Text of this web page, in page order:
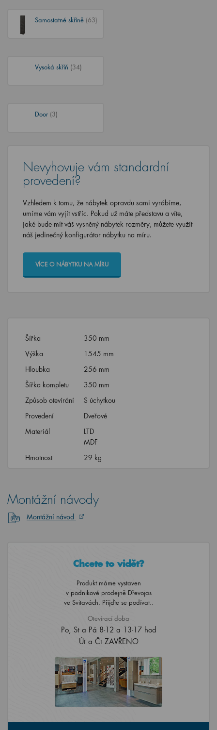
Samostatné skříně (63)
Vysoká skříň (34)
Door (3)
Nevyhovuje vám standardní
provedení?
Vzhledem k tomu, že nábytek opravdu sami vyrábíme,
umíme vám vyjít vstříc. Pokud už máte představu a víte,
jaké bude mít váš vysněný nábytek rozměry, můžete využít
náš jedinečný konfigurátor nábytku na míru.
VÍCE O NÁBYTKU NA MÍRU
Šířka
350 mm
Výška
1545 mm
Hloubka
256 mm
Šířka kompletu
350 mm
Způsob otevírání
S úchytkou
Provedení
Dveřové
Materiál
LTD
MDF
Hmotnost
29 kg
Montážní návody
Montážní návod
Chcete to vidět?
Produkt máme vystaven
v podnikové prodejně Dřevojas
ve Svitavách. Přijďte se podívat..
Otevírací doba
Po, St a Pá 8-12 a 13-17 hod
Út a Čt ZAVŘENO